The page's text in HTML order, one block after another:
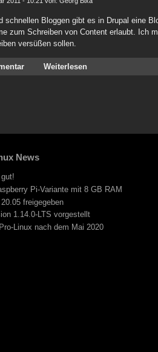
schnellen Bloggen gibt es in Drupal eine
zum Schreiben von Content erlaubt. Ich
versüßen sollen.
Weiterlesen
News
Pi-Variante mit 8 GB RAM
freigegeben
1.14.0-LTS vorgestellt
Linux nach dem Mai 2020